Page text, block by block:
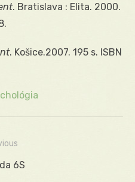
. Bratislava : Elita. 2000.
. Košice.2007. 195 s. ISBN
6S